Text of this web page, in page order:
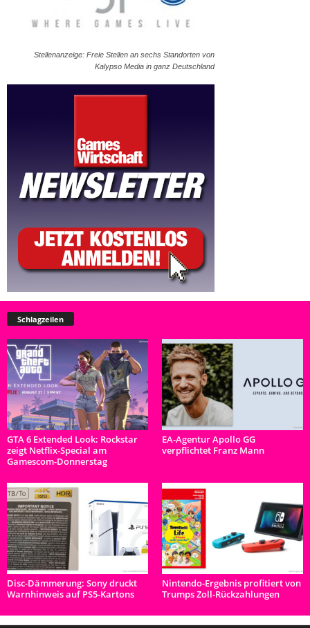
Stellenanzeige: Freie Stellen an sechs Standorten von
Kalypso Media in ganz Deutschland
Schlagzeilen
GTA 6 Extended Look: Rockstar
zeigt Netflix-Special am
Gamescom-Donnerstag
EA-Agentur Apollo GG
verpflichtet Franz Mann
Disc-Dämmerung: Sony druckt
Warnhinweis auf PS5-Kartons
Nintendo-Ergebnis profitiert von
Trumps Zoll-Rückzahlungen